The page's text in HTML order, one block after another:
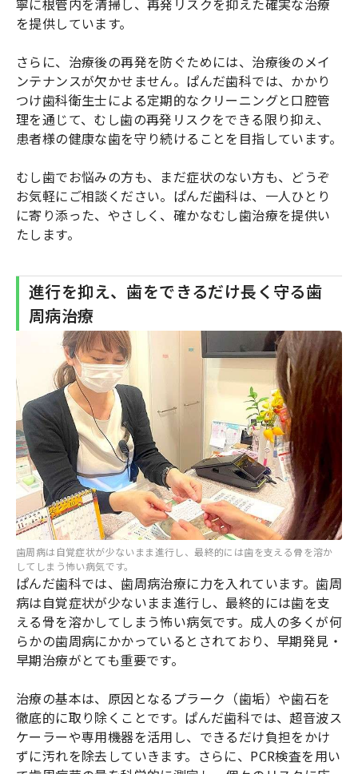
寧に根管内を清掃し、再発リスクを抑えた確実な治療
を提供しています。
さらに、治療後の再発を防ぐためには、治療後のメイ
ンテナンスが欠かせません。ぱんだ歯科では、かかり
つけ歯科衛生士による定期的なクリーニングと口腔管
理を通じて、むし歯の再発リスクをできる限り抑え、
患者様の健康な歯を守り続けることを目指しています。
むし歯でお悩みの方も、まだ症状のない方も、どうぞ
お気軽にご相談ください。ぱんだ歯科は、一人ひとり
に寄り添った、やさしく、確かなむし歯治療を提供い
たします。
進行を抑え、歯をできるだけ長く守る歯
周病治療
歯周病は自覚症状が少ないまま進行し、最終的には歯を支える骨を溶か
してしまう怖い病気です。
ぱんだ歯科では、歯周病治療に力を入れています。歯周
病は自覚症状が少ないまま進行し、最終的には歯を支
える骨を溶かしてしまう怖い病気です。成人の多くが何
らかの歯周病にかかっているとされており、早期発見・
早期治療がとても重要です。
治療の基本は、原因となるプラーク（歯垢）や歯石を
徹底的に取り除くことです。ぱんだ歯科では、超音波ス
ケーラーや専用機器を活用し、できるだけ負担をかけ
ずに汚れを除去していきます。さらに、PCR検査を用い